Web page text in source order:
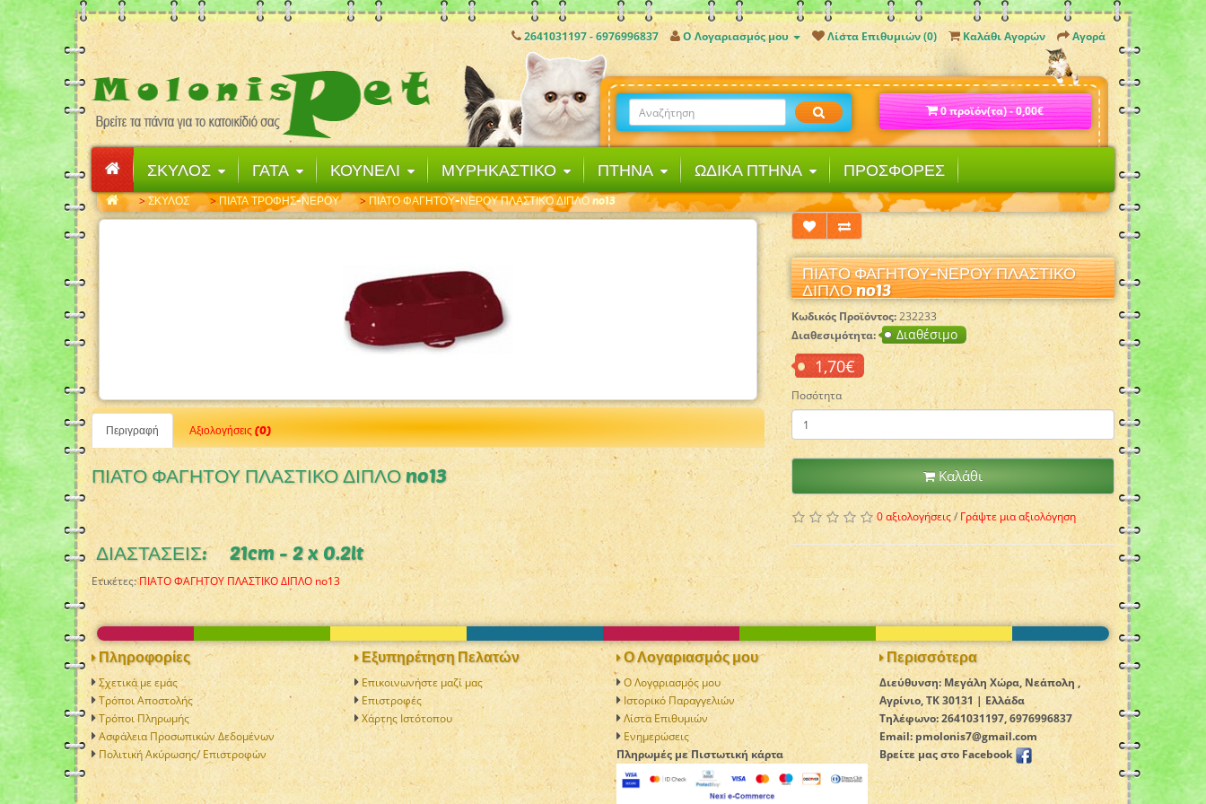
2641031197 - 6976996837 Ο Λογαριασμός μου Λίστα Επιθυμιών (0) Καλάθι Αγορών Αγορά
0 προϊόν(τα) - 0,00€
ΣΚΥΛΟΣ ΓΑΤΑ ΚΟΥΝΕΛΙ ΜΥΡΗΚΑΣΤΙΚΟ ΠΤΗΝΑ ΩΔΙΚΑ ΠΤΗΝΑ ΠΡΟΣΦΟΡΕΣ
ΣΚΥΛΟΣ ΠΙΑΤΑ ΤΡΟΦΗΣ-ΝΕΡΟΥ ΠΙΑΤΟ ΦΑΓΗΤΟΥ-ΝΕΡΟΥ ΠΛΑΣΤΙΚΟ ΔΙΠΛΟ no13
Περιγραφή Αξιολογήσεις (0)
ΠΙΑΤΟ ΦΑΓΗΤΟΥ ΠΛΑΣΤΙΚΟ ΔΙΠΛΟ no13
ΔΙΑΣΤΑΣΕΙΣ: 21cm - 2 x 0.2lt
ΠΙΑΤΟ ΦΑΓΗΤΟΥ-ΝΕΡΟΥ ΠΛΑΣΤΙΚΟ
ΔΙΠΛΟ no13
Κωδικός Προϊόντος:232233
Διαθεσιμότητα:
Διαθέσιμο
1,70€
Ποσότητα
Καλάθι
0 αξιολογήσεις/Γράψτε μια αξιολόγηση
Ετικέτες:ΠΙΑΤΟ ΦΑΓΗΤΟΥ ΠΛΑΣΤΙΚΟ ΔΙΠΛΟ no13
Πληροφορίες
Σχετικά με εμάς
Τρόποι Αποστολής
Τρόποι Πληρωμής
Ασφάλεια Προσωπικών Δεδομένων
Πολιτική Aκύρωσης/ Επιστροφών
Εξυπηρέτηση Πελατών
Επικοινωνήστε μαζί μας
Επιστροφές
Χάρτης Ιστότοπου
Ο Λογαριασμός μου
Ο Λογαριασμός μου
Ιστορικό Παραγγελιών
Λίστα Επιθυμιών
Ενημερώσεις
Πληρωμές με Πιστωτική κάρτα
Περισσότερα
Διεύθυνση: Μεγάλη Χώρα, Νεάπολη ,
Αγρίνιο, TK 30131 | Ελλάδα
Τηλέφωνο: 2641031197, 6976996837
Email: pmolonis7@gmail.com
Βρείτε μας στο Facebook